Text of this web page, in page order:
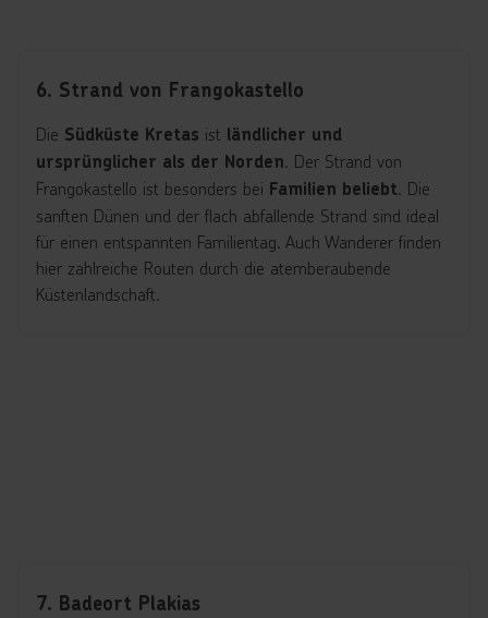
6. Strand von Frangokastello
Die Südküste Kretas ist ländlicher und
ursprünglicher als der Norden. Der Strand von
Frangokastello ist besonders bei Familien beliebt. Die
sanften Dünen und der flach abfallende Strand sind ideal
für einen entspannten Familientag. Auch Wanderer finden
hier zahlreiche Routen durch die atemberaubende
Küstenlandschaft.
7. Badeort Plakias